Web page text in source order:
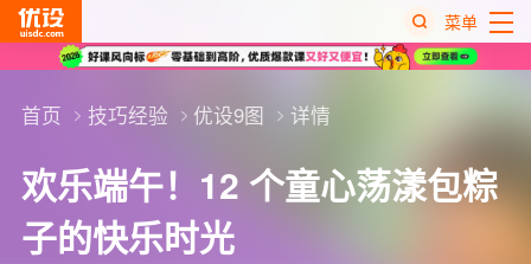
菜单
首页 技巧经验 优设9图 详情
欢乐端午！12 个童心荡漾包粽
子的快乐时光